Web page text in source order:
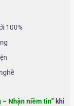
100%
Nhận niềm tin” khi